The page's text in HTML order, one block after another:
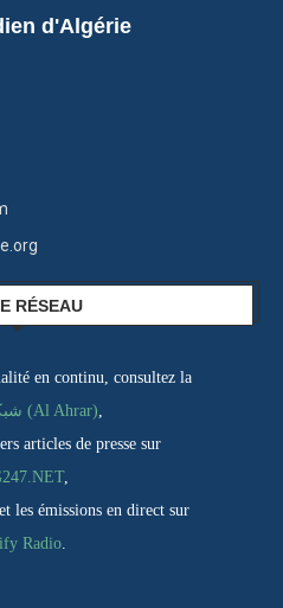
d'Algérie
RÉSEAU
en continu, consultez la
شبكة الاحرار (Al Ahrar),
articles de presse sur
,
les émissions en direct sur
Radio.